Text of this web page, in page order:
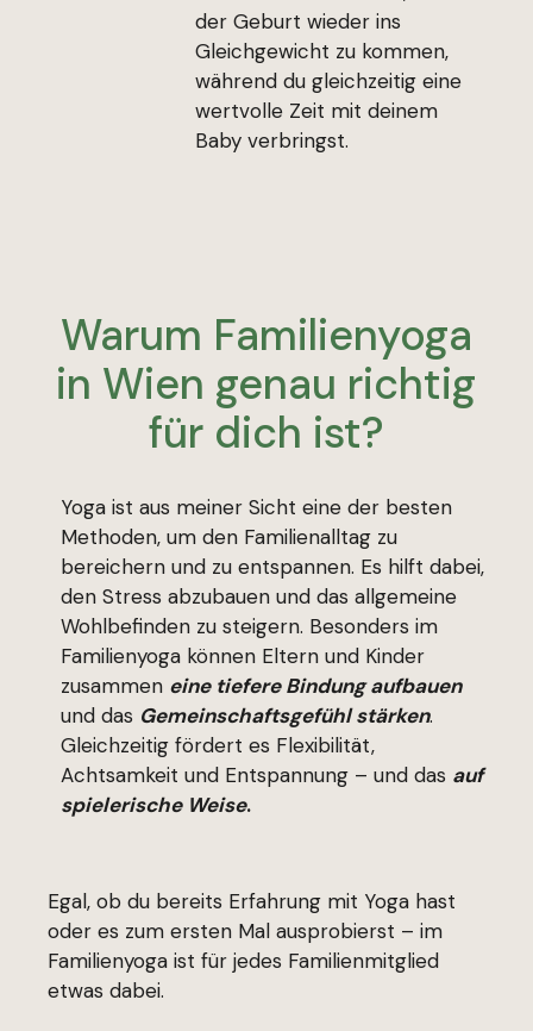
der Geburt wieder ins
Gleichgewicht zu kommen,
während du gleichzeitig eine
wertvolle Zeit mit deinem
Baby verbringst.
Warum Familienyoga
in Wien genau richtig
für dich ist?
Yoga ist aus meiner Sicht eine der besten
Methoden, um den Familienalltag zu
bereichern und zu entspannen. Es hilft dabei,
den Stress abzubauen und das allgemeine
Wohlbefinden zu steigern. Besonders im
Familienyoga können Eltern und Kinder
zusammen eine tiefere Bindung aufbauen
und das Gemeinschaftsgefühl stärken.
Gleichzeitig fördert es Flexibilität,
Achtsamkeit und Entspannung – und das auf
spielerische Weise.
Egal, ob du bereits Erfahrung mit Yoga hast
oder es zum ersten Mal ausprobierst – im
Familienyoga ist für jedes Familienmitglied
etwas dabei.